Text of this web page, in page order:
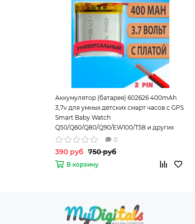
Аккумулятор (батарея) 602626 400mAh
3,7v для умных детских смарт часов с GPS
Smart Baby Watch
Q50/Q60/Q80/Q90/EW100/T58 и других
устройств
0
390 руб 750 руб
В корзину